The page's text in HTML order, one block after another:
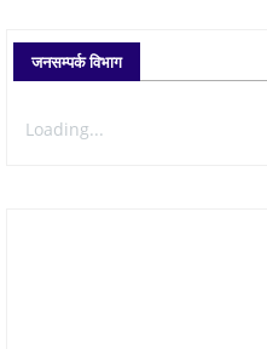
जनसम्पर्क विभाग
Loading...